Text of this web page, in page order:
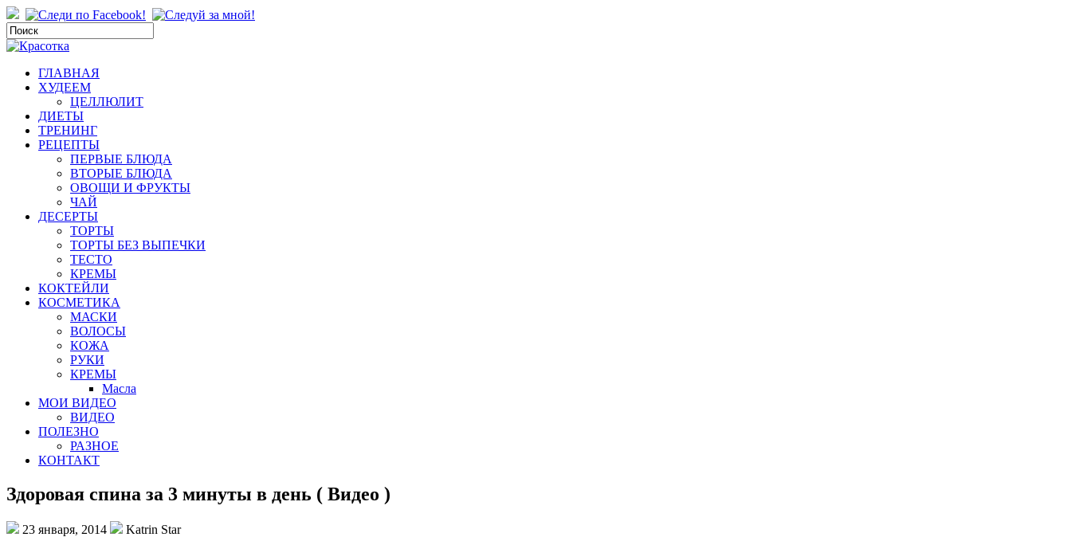
ГЛАВНАЯ
ХУДЕЕМ
ЦЕЛЛЮЛИТ
ДИЕТЫ
ТРЕНИНГ
РЕЦЕПТЫ
ПЕРВЫЕ БЛЮДА
ВТОРЫЕ БЛЮДА
ОВОЩИ И ФРУКТЫ
ЧАЙ
ДЕСЕРТЫ
ТОРТЫ
ТОРТЫ БЕЗ ВЫПЕЧКИ
ТЕСТО
КРЕМЫ
КОКТЕЙЛИ
КОСМЕТИКА
МАСКИ
ВОЛОСЫ
КОЖА
РУКИ
КРЕМЫ
Масла
МОИ ВИДЕО
ВИДЕО
ПОЛЕЗНО
РАЗНОЕ
КОНТАКТ
Здоровая спина за 3 минуты в день ( Видео )
23 января, 2014 Katrin Star